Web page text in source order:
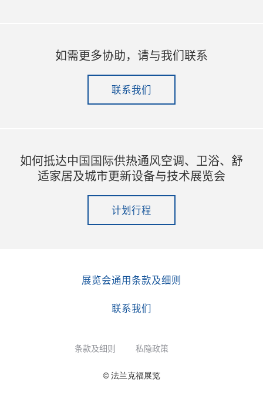
如需更多协助，请与我们联系
联系我们
如何抵达中国国际供热通风空调、卫浴、舒
适家居及城市更新设备与技术展览会
计划行程
展览会通用条款及细则
联系我们
条款及细则 私隐政策
© 法兰克福展览